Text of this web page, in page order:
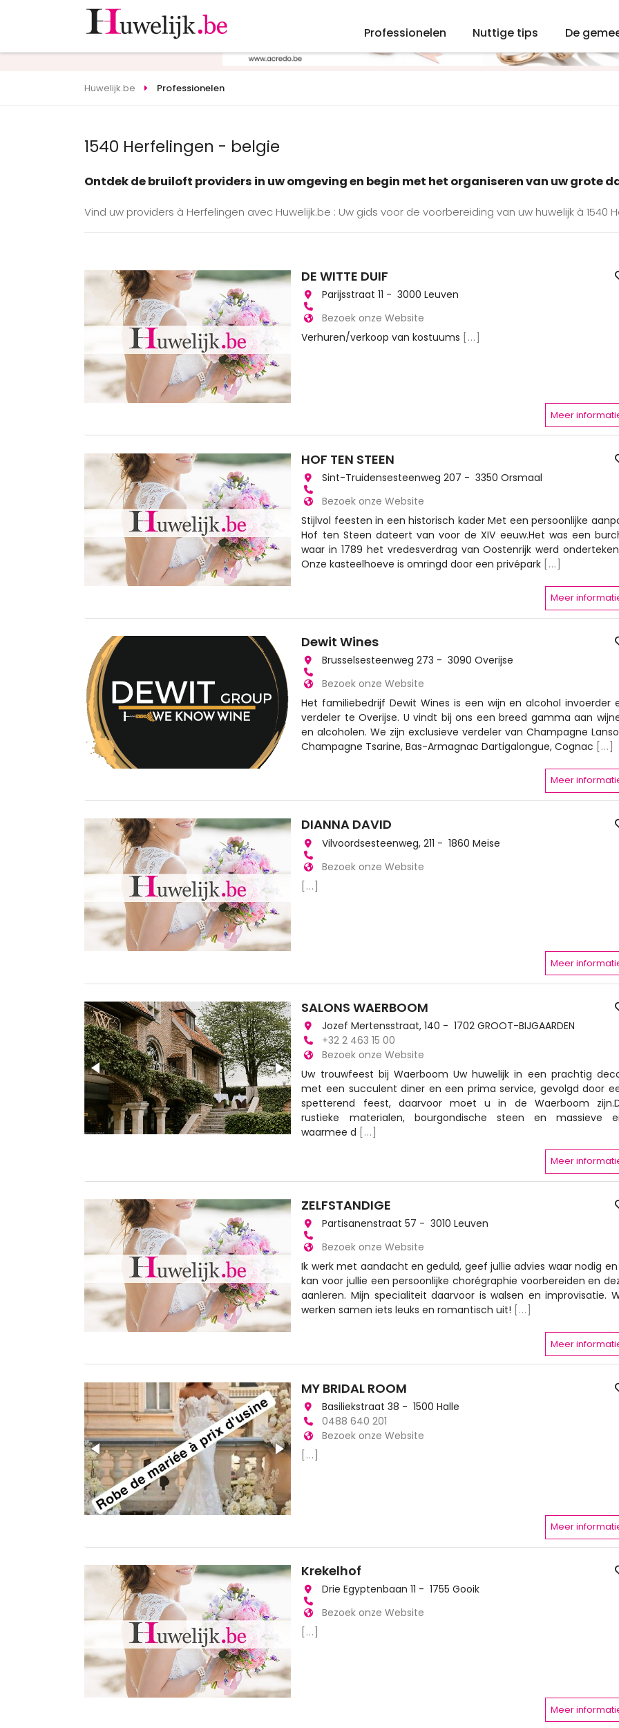
Professionelen Nuttige tips De
Huwelijk.be Professionelen
1540 Herfelingen - belgie
Ontdek de bruiloft providers in uw omgeving en begin met het organiseren van uw grote
Vind uw providers à Herfelingen avec Huwelijk.be : Uw gids voor de voorbereiding van uw huwelijk à 1540
DE WITTE DUIF
Parijsstraat 11 - 3000 Leuven
Bezoek onze Website
Verhuren/verkoop van kostuums
[...]
Meer
HOF TEN STEEN
Sint-Truidensesteenweg 207 - 3350 Orsmaal
Bezoek onze Website
Stijlvol feesten in een historisch kader Met een persoonlijke
Hof ten Steen dateert van voor de XIV eeuw.Het was een
waar in 1789 het vredesverdrag van Oostenrijk werd
Onze kasteelhoeve is omringd door een privépark [...]
Meer
Dewit Wines
Brusselsesteenweg 273 - 3090 Overijse
Bezoek onze Website
Het familiebedrijf Dewit Wines is een wijn en alcohol invoerder
verdeler te Overijse. U vindt bij ons een breed gamma aan
en alcoholen. We zijn exclusieve verdeler van Champagne
Champagne Tsarine, Bas-Armagnac Dartigalongue, Cognac
[...]
Meer
DIANNA DAVID
Vilvoordsesteenweg, 211 - 1860 Meise
Bezoek onze Website
[...]
Meer
SALONS WAERBOOM
Jozef Mertensstraat, 140 - 1702 GROOT-BIJGAARDEN
+32 2 463 15 00
Bezoek onze Website
Uw trouwfeest bij Waerboom Uw huwelijk in een prachtig
met een succulent diner en een prima service, gevolgd door
spetterend feest, daarvoor moet u in de Waerboom
rustieke materialen, bourgondische steen en massieve
waarmee d [...]
Meer
ZELFSTANDIGE
Partisanenstraat 57 - 3010 Leuven
Bezoek onze Website
Ik werk met aandacht en geduld, geef jullie advies waar nodig en
kan voor jullie een persoonlijke chorégraphie voorbereiden en
aanleren. Mijn specialiteit daarvoor is walsen en improvisatie.
werken samen iets leuks en romantisch uit!
[...]
Meer
MY BRIDAL ROOM
Basiliekstraat 38 - 1500 Halle
0488 640 201
Bezoek onze Website
[...]
Meer
Krekelhof
Drie Egyptenbaan 11 - 1755 Gooik
Bezoek onze Website
[...]
Meer